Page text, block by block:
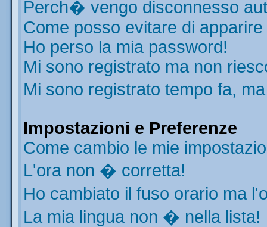
Perch� vengo disconnesso
Come posso evitare di
Ho perso la mia password!
Mi sono registrato ma non
Mi sono registrato tempo fa,
Impostazioni e Preferenze
Come cambio le mie
L'ora non � corretta!
Ho cambiato il fuso orario ma
La mia lingua non � nella lista!